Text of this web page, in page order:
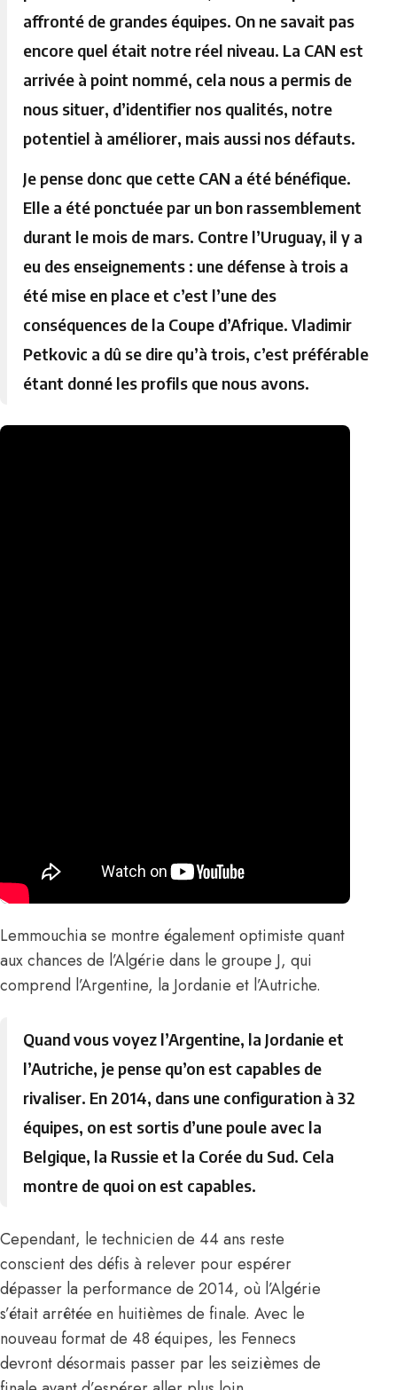
affronté de grandes équipes. On ne savait pas
encore quel était notre réel niveau. La CAN est
arrivée à point nommé, cela nous a permis de
nous situer, d’identifier nos qualités, notre
potentiel à améliorer, mais aussi nos défauts.
Je pense donc que cette CAN a été bénéfique.
Elle a été ponctuée par un bon rassemblement
durant le mois de mars. Contre l’Uruguay, il y a
eu des enseignements : une défense à trois a
été mise en place et c’est l’une des
conséquences de la Coupe d’Afrique. Vladimir
Petkovic a dû se dire qu’à trois, c’est préférable
étant donné les profils que nous avons.
Lemmouchia se montre également optimiste quant
aux chances de l’Algérie dans le groupe J, qui
comprend l’Argentine, la Jordanie et l’Autriche.
Quand vous voyez l’Argentine, la Jordanie et
l’Autriche, je pense qu’on est capables de
rivaliser. En 2014, dans une configuration à 32
équipes, on est sortis d’une poule avec la
Belgique, la Russie et la Corée du Sud. Cela
montre de quoi on est capables.
Cependant, le technicien de 44 ans reste
conscient des défis à relever pour espérer
dépasser la performance de 2014, où l’Algérie
s’était arrêtée en huitièmes de finale. Avec le
nouveau format de 48 équipes, les Fennecs
devront désormais passer par les seizièmes de